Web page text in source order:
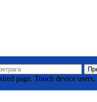
Тодоровића Жице ББ,
page. Touch device